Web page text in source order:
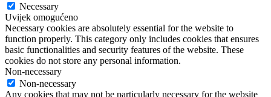
Necessary
Uvijek omogućeno
Necessary cookies are absolutely essential for the website to
function properly. This category only includes cookies that ensures
basic functionalities and security features of the website. These
cookies do not store any personal information.
Non-necessary
Non-necessary
Any cookies that may not be particularly necessary for the website